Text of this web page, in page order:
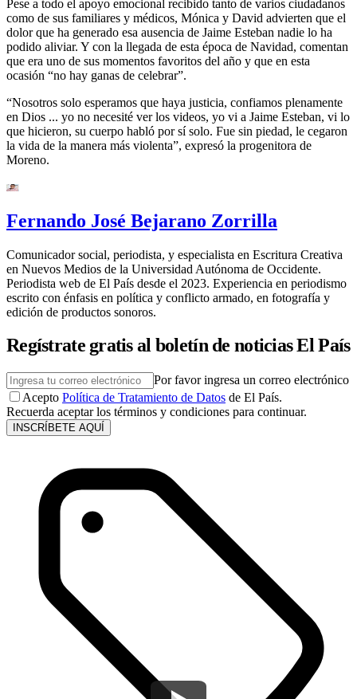
Pese a todo el apoyo emocional recibido tanto de varios ciudadanos
como de sus familiares y médicos, Mónica y David advierten que el
dolor que ha generado esa ausencia de Jaime Esteban nadie lo ha
podido aliviar. Y con la llegada de esta época de Navidad, comentan
que era uno de sus momentos favoritos del año y que en esta
ocasión “no hay ganas de celebrar”.
“Nosotros solo esperamos que haya justicia, confiamos plenamente
en Dios ... yo no necesité ver los videos, yo vi a Jaime Esteban, vi lo
que hicieron, su cuerpo habló por sí solo. Fue sin piedad, le cegaron
la vida de la manera más violenta”, expresó la progenitora de
Moreno.
Fernando José Bejarano Zorrilla
Comunicador social, periodista, y especialista en Escritura Creativa
en Nuevos Medios de la Universidad Autónoma de Occidente.
Periodista web de El País desde el 2023. Experiencia en periodismo
escrito con énfasis en política y conflicto armado, en fotografía y
edición de productos sonoros.
Regístrate gratis al boletín de noticias El País
Por favor ingresa un correo electrónico
Acepto Política de Tratamiento de Datos de El País.
Recuerda aceptar los términos y condiciones para continuar.
INSCRÍBETE AQUÍ